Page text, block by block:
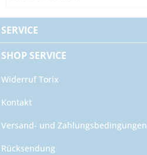
SERVICE
SHOP SERVICE
Widerruf Torix
Kontakt
Versand- und Zahlungsbedingungen
Rücksendung